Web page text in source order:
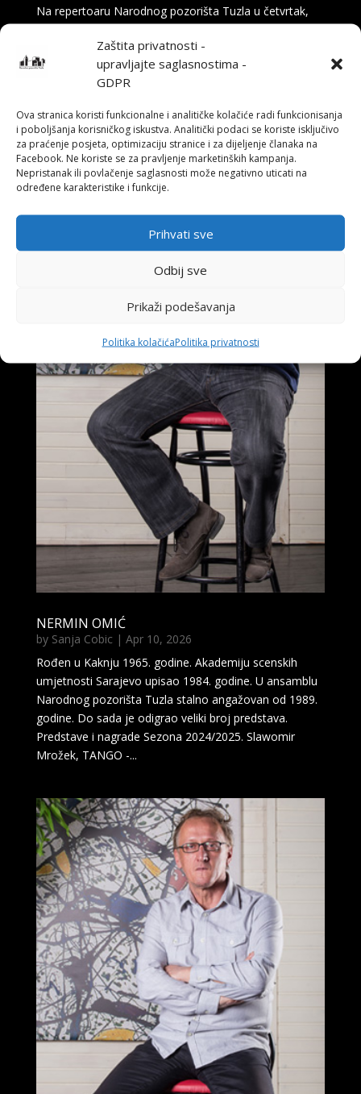
Zaštita privatnosti -
upravljajte saglasnostima -
GDPR
Ova stranica koristi funkcionalne i analitičke kolačiće radi funkcionisanja
i poboljšanja korisničkog iskustva. Analitički podaci se koriste isključivo
za praćenje posjeta, optimizaciju stranice i za dijeljenje članaka na
Facebook. Ne koriste se za pravljenje marketinških kampanja.
Nepristanak ili povlačenje saglasnosti može negativno uticati na
određene karakteristike i funkcije.
Prihvati sve
Odbij sve
Prikaži podešavanja
Politika kolačićaPolitika privatnosti
Na repertoaru Narodnog pozorišta Tuzla u četvrtak,
tragu“ – duhovita i britka priča o svemu onome što se
(ne) dešava iza pozorišne zavjese. Tekst potpisuje
Nikola Milojević, glumac i član ansambla...
NERMIN OMIĆ
by Sanja Cobic| Apr 10, 2026
Rođen u Kaknju 1965. godine. Akademiju scenskih
umjetnosti Sarajevo upisao 1984. godine. U ansamblu
Narodnog pozorišta Tuzla stalno angažovan od 1989.
godine. Do sada je odigrao veliki broj predstava.
Predstave i nagrade Sezona 2024/2025. Slawomir
Mrožek, TANGO -...